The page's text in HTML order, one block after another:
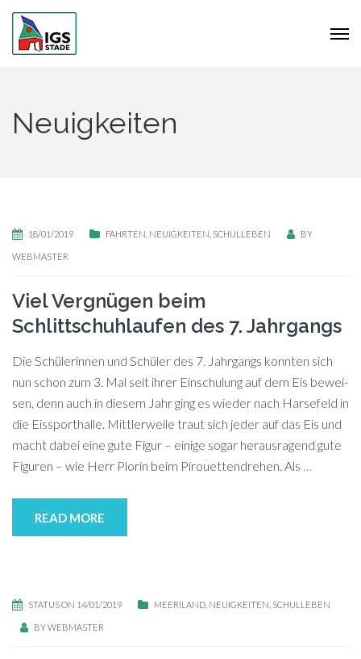
Neuigkeiten
18/01/2019 FAHRTEN NEUIGKEITEN SCHULLEBEN BY
WEBMASTER
Viel Vergnügen beim
Schlittschuhlaufen des 7. Jahrgangs
Die Schü­le­rin­nen und Schü­ler des 7. Jahr­gangs konn­ten sich
nun schon zum 3. Mal seit ih­rer Ein­schu­lung auf dem Eis be­wei­
sen, denn auch in die­sem Jahr ging es wie­der nach Har­se­feld in
die Eis­sport­hal­le. Mitt­ler­wei­le traut sich je­der auf das Eis und
macht da­bei eine gute Fi­gur – ei­ni­ge so­gar her­aus­ra­gend gute
Fi­gu­ren – wie Herr Plo­rin beim Pirouettendrehen. Als …
READ MORE
STATUS ON 14/01/2019 MEERILAND NEUIGKEITEN SCHULLEBEN
BYWEBMASTER